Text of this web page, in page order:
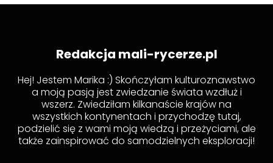
Redakcja mali-rycerze.pl
Hej! Jestem Marika :) Skończyłam kulturoznawstwo
a moją pasją jest zwiedzanie świata wzdłuż i
wszerz. Zwiedziłam kilkanaście krajów na
wszystkich kontynentach i przychodzę tutaj,
podzielić się z wami moją wiedzą i przeżyciami, ale
także zainspirować do samodzielnych eksploracji!